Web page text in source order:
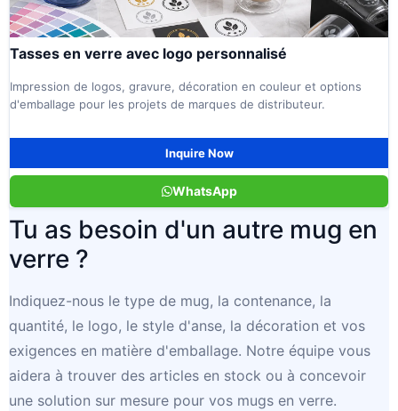
Tasses en verre avec logo personnalisé
Impression de logos, gravure, décoration en couleur et options
d'emballage pour les projets de marques de distributeur.
Inquire Now
WhatsApp
Tu as besoin d'un autre mug en
verre ?
Indiquez-nous le type de mug, la contenance, la
quantité, le logo, le style d'anse, la décoration et vos
exigences en matière d'emballage. Notre équipe vous
aidera à trouver des articles en stock ou à concevoir
une solution sur mesure pour vos mugs en verre.